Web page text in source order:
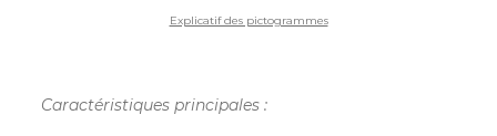
Explicatif des pictogrammes
Caractéristiques principales :